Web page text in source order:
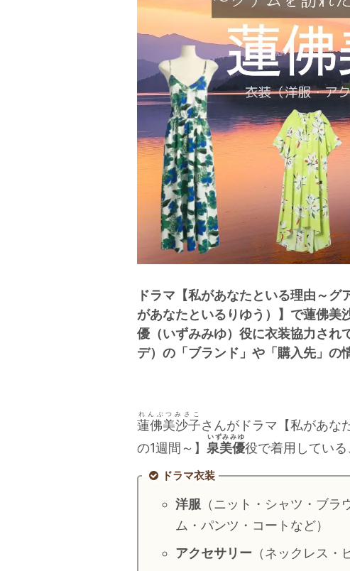
ドラマ【私があなたといる理由～
があなたといるりゆう）】で蓮佛美
優（いずみみゆ）役に衣装協力され
デ）の「ブランド」や「購入先」の
蓮佛美沙子
れんぶつみさこ
さんがドラマ【私があな
の1週間～】 泉美優
いずみみゆ
役で着用している
ドラマ衣装
洋服 （ニット・シャツ・ブ
ム・パンツ・コートなど）
アクセサリー （ネックレス・